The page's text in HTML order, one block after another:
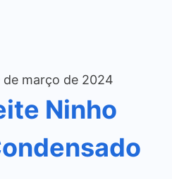
de março de 2024
Ninho